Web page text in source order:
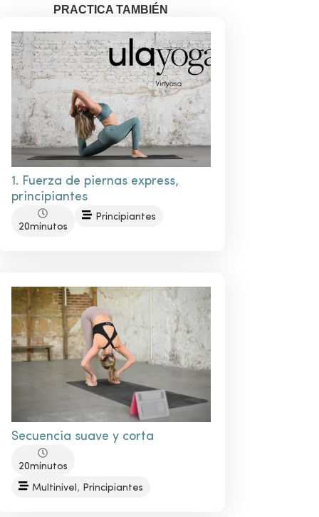
PRACTICA TAMBIÉN
1. Fuerza de piernas express,
principiantes
20minutos
Principiantes
Secuencia suave y corta
20minutos
Multinivel, Principiantes